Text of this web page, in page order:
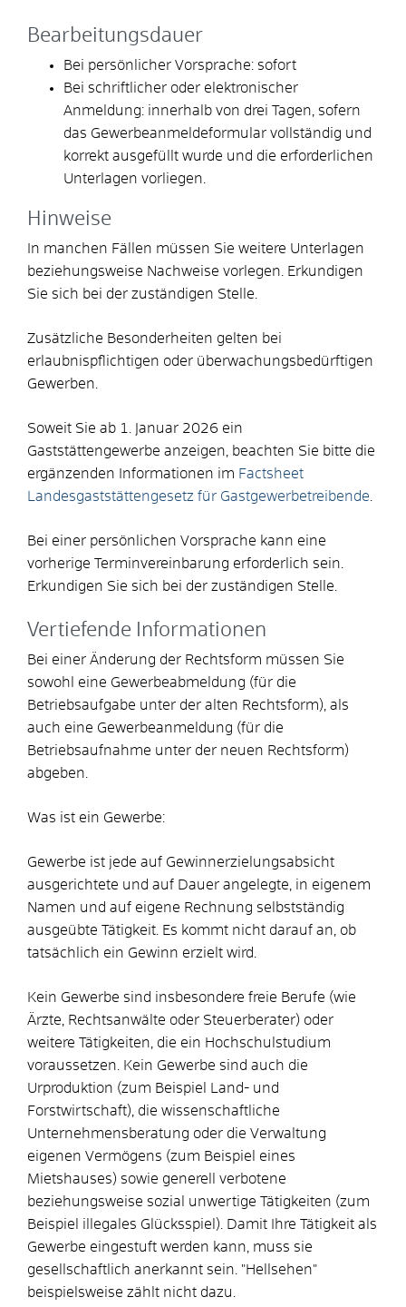
Bearbeitungsdauer
Bei persönlicher Vorsprache: sofort
Bei schriftlicher oder elektronischer
Anmeldung: innerhalb von drei Tagen, sofern
das Gewerbeanmeldeformular vollständig und
korrekt ausgefüllt wurde und die erforderlichen
Unterlagen vorliegen.
Hinweise
In manchen Fällen müssen Sie weitere Unterlagen
beziehungsweise Nachweise vorlegen. Erkundigen
Sie sich bei der zuständigen Stelle.
Zusätzliche Besonderheiten gelten bei
erlaubnispflichtigen oder überwachungsbedürftigen
Gewerben.
Soweit Sie ab 1. Januar 2026 ein
Gaststättengewerbe anzeigen, beachten Sie bitte die
ergänzenden Informationen im Factsheet
Landesgaststättengesetz für Gastgewerbetreibende
Bei einer persönlichen Vorsprache kann eine
vorherige Terminvereinbarung erforderlich sein.
Erkundigen Sie sich bei der zuständigen Stelle.
Vertiefende Informationen
Bei einer Änderung der Rechtsform müssen Sie
sowohl eine Gewerbeabmeldung (für die
Betriebsaufgabe unter der alten Rechtsform), als
auch eine Gewerbeanmeldung (für die
Betriebsaufnahme unter der neuen Rechtsform)
abgeben.
Was ist ein Gewerbe:
Gewerbe ist jede auf Gewinnerzielungsabsicht
ausgerichtete und auf Dauer angelegte, in eigenem
Namen und auf eigene Rechnung selbstständig
ausgeübte Tätigkeit. Es kommt nicht darauf an, ob
tatsächlich ein Gewinn erzielt wird.
Kein Gewerbe sind insbesondere freie Berufe (wie
Ärzte, Rechtsanwälte oder Steuerberater) oder
weitere Tätigkeiten, die ein Hochschulstudium
voraussetzen. Kein Gewerbe sind auch die
Urproduktion (zum Beispiel Land- und
Forstwirtschaft), die wissenschaftliche
Unternehmensberatung oder die Verwaltung
eigenen Vermögens (zum Beispiel eines
Mietshauses) sowie generell verbotene
beziehungsweise sozial unwertige Tätigkeiten (zum
Beispiel illegales Glücksspiel). Damit Ihre Tätigkeit als
Gewerbe eingestuft werden kann, muss sie
gesellschaftlich anerkannt sein. "Hellsehen"
beispielsweise zählt nicht dazu.